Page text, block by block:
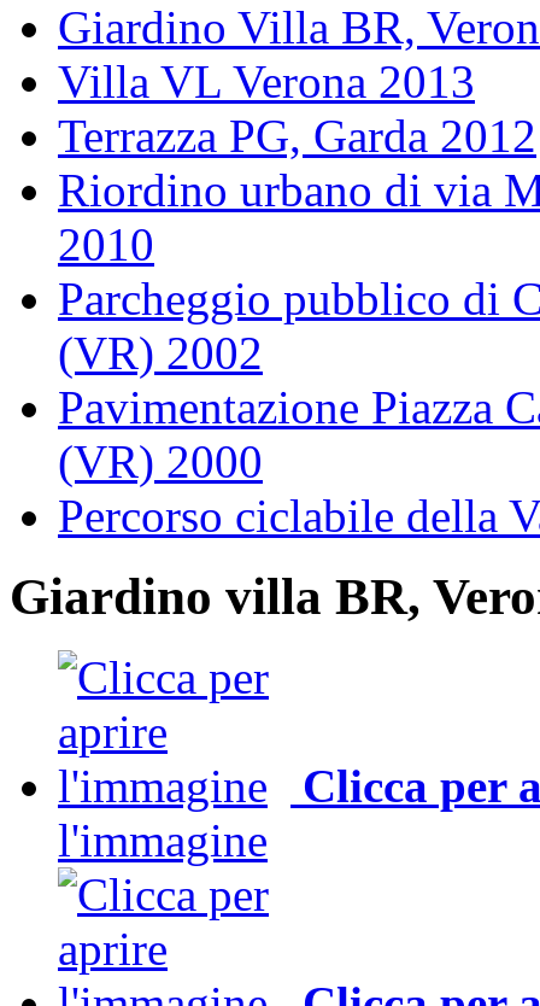
Giardino Villa BR,
Villa VL Verona 2013
Terrazza PG, Garda 2012
Riordino urbano di via
2010
Parcheggio pubblico di
(VR) 2002
Pavimentazione Piazza
(VR) 2000
Percorso ciclabile della
Giardino villa BR,
Clicca per
l'immagine